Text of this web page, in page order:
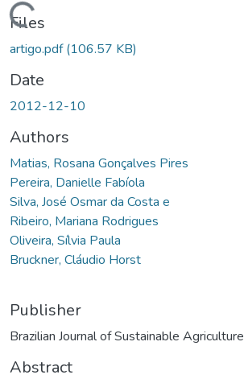
Files
artigo.pdf(106.57 KB)
Date
2012-12-10
Authors
Matias, Rosana Gonçalves Pires
Pereira, Danielle Fabíola
Silva, José Osmar da Costa e
Ribeiro, Mariana Rodrigues
Oliveira, Sílvia Paula
Bruckner, Cláudio Horst
Publisher
Brazilian Journal of Sustainable Agriculture
Abstract